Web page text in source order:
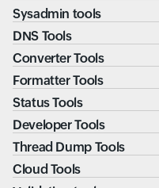
Sysadmin tools
DNS Tools
Converter Tools
Formatter Tools
Status Tools
Developer Tools
Thread Dump Tools
Cloud Tools